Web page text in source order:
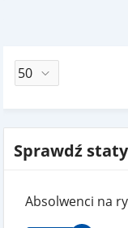
Sprawdź
Absolwenci na